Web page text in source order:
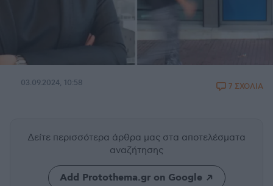
03.09.2024, 10:58 7 ΣΧΟΛΙΑ
Δείτε περισσότερα άρθρα μας στα αποτελέσματα
αναζήτησης
Add Protothema.gr on Google